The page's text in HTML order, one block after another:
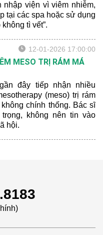
nhập viện vì viêm nhiễm,
tại các spa hoặc sử dụng
tì vết”.
12-01-2026 17:00:00
MESO TRỊ RÁM MÁ
đây tiếp nhận nhiều
(meso) trị rám
chính thống. Bác sĩ
không nên tin vào
hội.